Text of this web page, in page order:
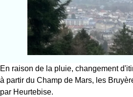
En raison de la pluie, changement
à partir du Champ de Mars, les
par Heurtebise.